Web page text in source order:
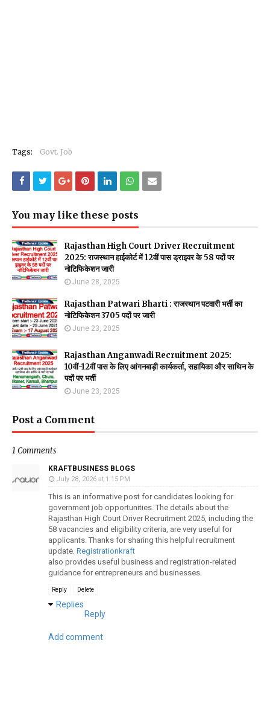
Tags: Govt. Job
You may like these posts
Rajasthan High Court Driver Recruitment
2025: राजस्थान हाईकोर्ट में 12वीं पास ड्राइवर के 58 पदों पर
नोटिफिकेशन जारी
June 28, 2025
Rajasthan Patwari Bharti : राजस्थान पटवारी भर्ती का
नोटिफिकेशन 3705 पदों पर जारी
June 23, 2025
Rajasthan Anganwadi Recruitment 2025:
10वीं-12वीं पास के लिए आंगनबाड़ी कार्यकर्ता, सहायिका और साथिन के
पदों पर भर्ती
June 23, 2025
Post a Comment
1 Comments
KRAFTBUSINESS BLOGS
July 28, 2026 at 1:15 PM
This is an informative post for candidates looking for
government job opportunities. The details about the
Rajasthan High Court Driver Recruitment 2025, including the
58 vacancies and eligibility criteria, are very useful for
applicants. Thanks for sharing this helpful recruitment
update. Registrationkraft
also provides useful business and registration-related
guidance for entrepreneurs and businesses.
Reply Delete
Replies
Reply
Add comment